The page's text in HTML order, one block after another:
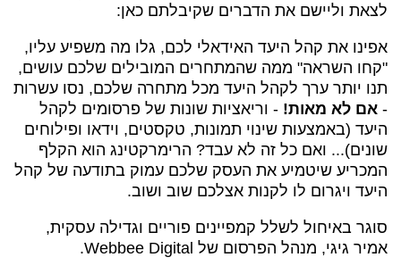
לצאת וליישם את הדברים שקיבלתם כאן:
אפינו את קהל היעד האידאלי לכם, גלו מה משפיע עליו,
"קחו השראה" ממה שהמתחרים המובילים שלכם עושים,
תנו יותר ערך לקהל היעד מכל מתחרה שלכם, נסו עשרות
- אם לא מאות! - וריאציות שונות של פרסומים לקהל
היעד (באמצעות שינוי תמונות, טקסטים, וידאו ופילוחים
שונים)... ואם כל זה לא עבד? הרימרקטינג הוא הקלף
המכריע שיטמיע את העסק שלכם עמוק בתודעה של קהל
היעד ויגרום לו לקנות אצלכם שוב ושוב.
סוגר באיחול לשלל קמפיינים פוריים וגדילה עסקית,
אמיר גיגי, מנהל הפרסום של Webbee Digital.